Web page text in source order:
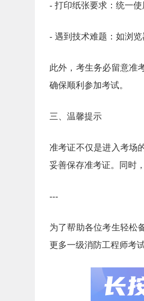
- 打印纸张要求：统一使
- 遇到技术难题：如浏览
此外，考生务必留意准
确保顺利参加考试。
三、温馨提示
准考证不仅是进入考场
妥善保存准考证。同时
---
为了帮助各位考生轻松
更多一级消防工程师考